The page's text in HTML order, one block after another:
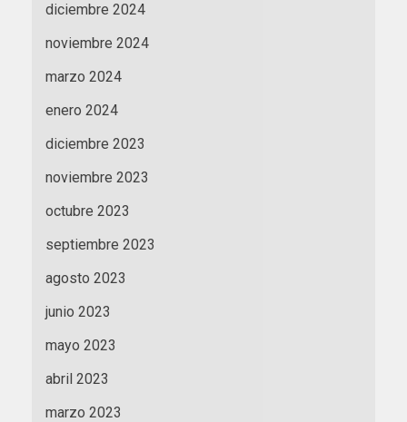
diciembre 2024
noviembre 2024
marzo 2024
enero 2024
diciembre 2023
noviembre 2023
octubre 2023
septiembre 2023
agosto 2023
junio 2023
mayo 2023
abril 2023
marzo 2023